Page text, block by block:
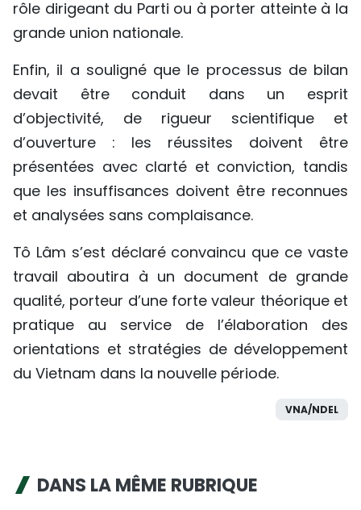
rôle dirigeant du Parti ou à porter atteinte à la
grande union nationale.
Enfin, il a souligné que le processus de bilan
devait être conduit dans un esprit
d’objectivité, de rigueur scientifique et
d’ouverture : les réussites doivent être
présentées avec clarté et conviction, tandis
que les insuffisances doivent être reconnues
et analysées sans complaisance.
Tô Lâm s’est déclaré convaincu que ce vaste
travail aboutira à un document de grande
qualité, porteur d’une forte valeur théorique et
pratique au service de l’élaboration des
orientations et stratégies de développement
du Vietnam dans la nouvelle période.
VNA/NDEL
DANS LA MÊME RUBRIQUE